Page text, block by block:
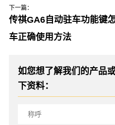
下一篇：
传祺GA6自动驻车功能键
车正确使用方法
如您想了解我们的产品
下资料：